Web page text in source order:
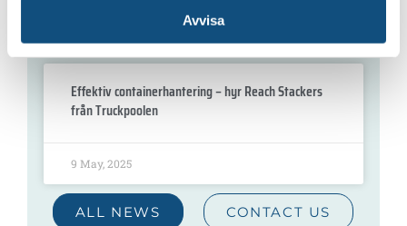
Avvisa
Effektiv containerhantering – hyr Reach Stackers
från Truckpoolen
9 May, 2025
ALL NEWS CONTACT US